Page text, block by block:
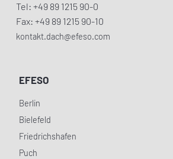
Tel: +49 89 1215 90-0
Fax: +49 89 1215 90-10
kontakt.dach@efeso.com
EFESO
Berlin
Bielefeld
Friedrichshafen
Puch